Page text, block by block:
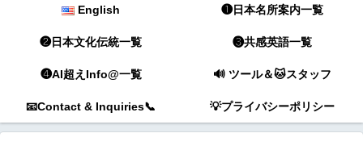
English ❶日本名所案内一覧
❷日本文化伝統一覧 ❸共感英語一覧
❹AI超えInfo@一覧 🔊 ツール＆🐱スタッフ
📧Contact & Inquiries📞 💡プライバシーポリシー